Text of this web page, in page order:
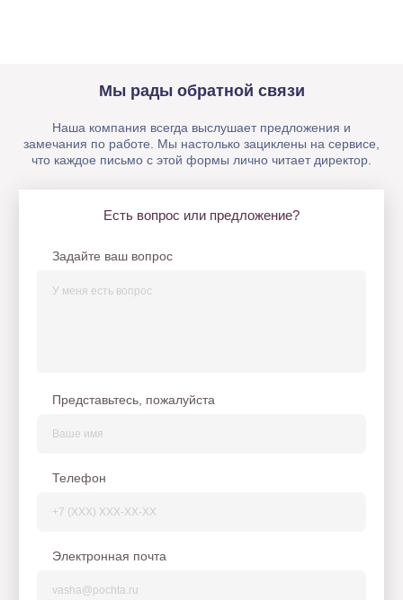
Мы рады обратной связи
Наша компания всегда выслушает предложения и
замечания по работе. Мы настолько зациклены на сервисе,
что каждое письмо с этой формы лично читает директор.
Есть вопрос или предложение?
Задайте ваш вопрос
Представьтесь, пожалуйста
Телефон
Электронная почта